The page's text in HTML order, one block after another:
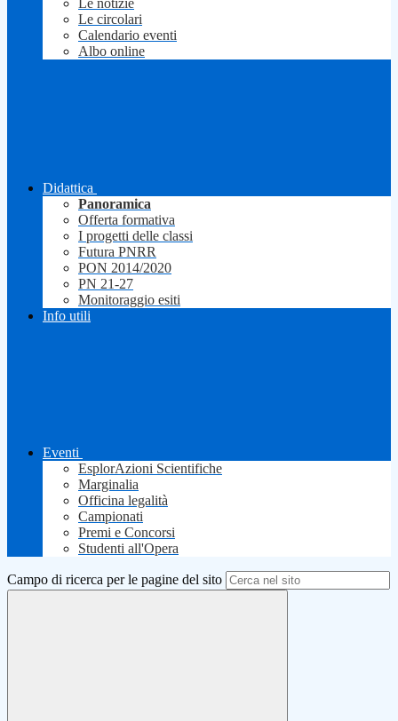
Le notizie
Le circolari
Calendario eventi
Albo online
Didattica
Panoramica
Offerta formativa
I progetti delle classi
Futura PNRR
PON 2014/2020
PN 21-27
Monitoraggio esiti
Info utili
Eventi
EsplorAzioni Scientifiche
Marginalia
Officina legalità
Campionati
Premi e Concorsi
Studenti all'Opera
Campo di ricerca per le pagine del sito